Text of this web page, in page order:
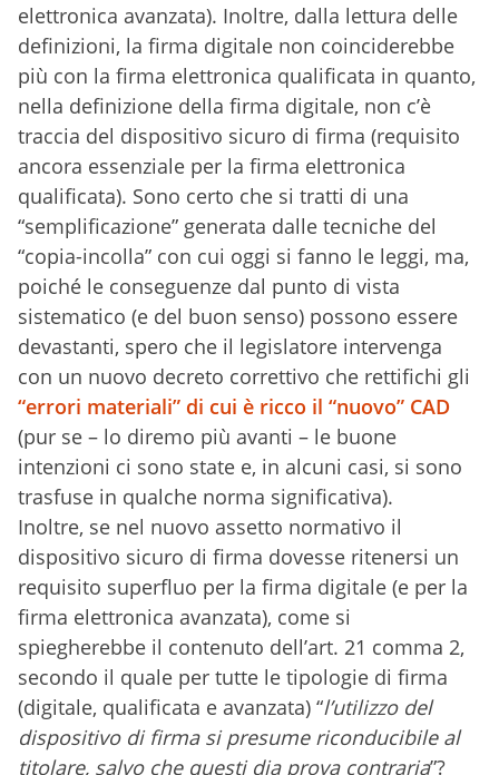
elettronica avanzata). Inoltre, dalla lettura delle
definizioni, la firma digitale non coinciderebbe
più con la firma elettronica qualificata in quanto,
nella definizione della firma digitale, non c’è
traccia del dispositivo sicuro di firma (requisito
ancora essenziale per la firma elettronica
qualificata). Sono certo che si tratti di una
“semplificazione” generata dalle tecniche del
“copia-incolla” con cui oggi si fanno le leggi, ma,
poiché le conseguenze dal punto di vista
sistematico (e del buon senso) possono essere
devastanti, spero che il legislatore intervenga
con un nuovo decreto correttivo che rettifichi gli
“errori materiali” di cui è ricco il “nuovo” CAD
(pur se – lo diremo più avanti – le buone
intenzioni ci sono state e, in alcuni casi, si sono
trasfuse in qualche norma significativa).
Inoltre, se nel nuovo assetto normativo il
dispositivo sicuro di firma dovesse ritenersi un
requisito superfluo per la firma digitale (e per la
firma elettronica avanzata), come si
spiegherebbe il contenuto dell’art. 21 comma 2,
secondo il quale per tutte le tipologie di firma
(digitale, qualificata e avanzata) “l’utilizzo del
dispositivo di firma si presume riconducibile al
titolare, salvo che questi dia prova contraria”?